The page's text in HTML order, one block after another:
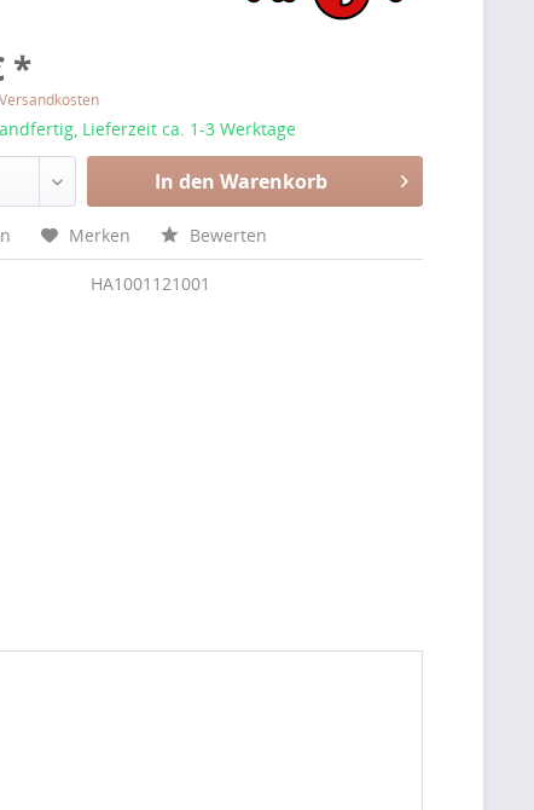
*
Lieferzeit ca. 1-3 Werktage
In den Warenkorb
Merken Bewerten
HA1001121001